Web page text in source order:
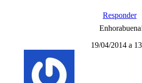
Responder
19/04/2014 a